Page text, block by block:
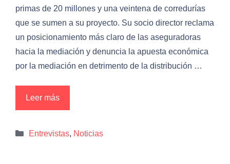
primas de 20 millones y una veintena de corredurías
que se sumen a su proyecto. Su socio director reclama
un posicionamiento más claro de las aseguradoras
hacia la mediación y denuncia la apuesta económica
por la mediación en detrimento de la distribución …
Leer más
Categorías
Entrevistas, Noticias